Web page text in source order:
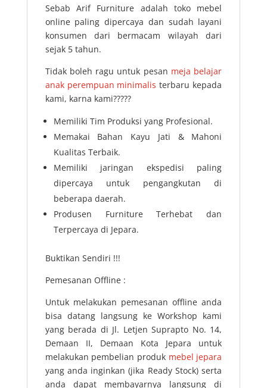
Sebab Arif Furniture adalah toko mebel
online paling dipercaya dan sudah layani
konsumen dari bermacam wilayah dari
sejak 5 tahun.
Tidak boleh ragu untuk pesan meja belajar
anak perempuan minimalis terbaru kepada
kami, karna kami?????
Memiliki Tim Produksi yang Profesional.
Memakai Bahan Kayu Jati & Mahoni
Kualitas Terbaik.
Memiliki jaringan ekspedisi paling
dipercaya untuk pengangkutan di
beberapa daerah.
Produsen Furniture Terhebat dan
Terpercaya di Jepara.
Buktikan Sendiri !!!
Pemesanan Offline :
Untuk melakukan pemesanan offline anda
bisa datang langsung ke Workshop kami
yang berada di Jl. Letjen Suprapto No. 14,
Demaan II, Demaan Kota Jepara untuk
melakukan pembelian produk mebel jepara
yang anda inginkan (jika Ready Stock) serta
anda dapat membayarnya langsung di